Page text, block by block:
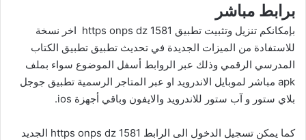
برابط مباشر
بإمكانكم تنزيل وتثبيت تطبيق https onps dz 1581 اخر نسخة
للاستفادة من الميزات الجديدة في تحديث تطبيق تطبيق الكتاب
المدرسي الرقمي وذلك عبر الروابط أسفل الموضوع سواء بملف
apk مباشر لموبايل الاندرويد او عبر المتاجر الرسمية
تطبيق جوجل
بلاي ستور و آب ستور للاندرويد والايفون وباقي أجهزة ios.
كما يمكن تسجيل الدخول الى الرابط https onps dz 1581 الجديد